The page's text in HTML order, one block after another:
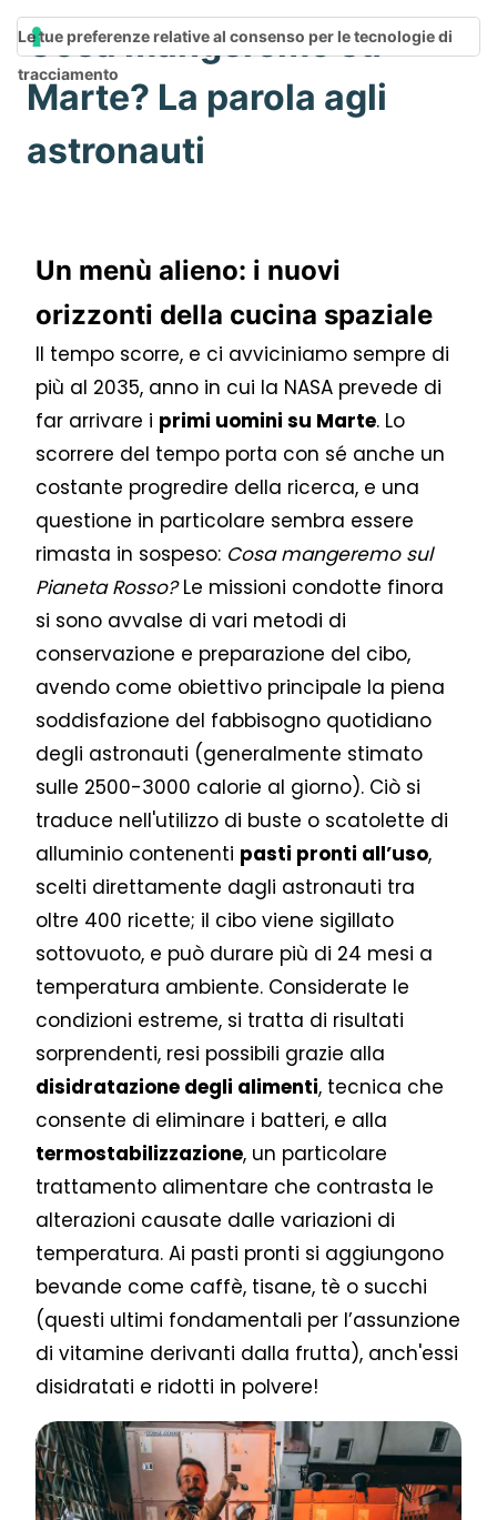
Cosa mangeremo su
Marte? La parola agli
astronauti
Un menù alieno: i nuovi
orizzonti della cucina spaziale
Il tempo scorre, e ci avviciniamo sempre di
più al 2035, anno in cui la NASA prevede di
far arrivare i primi uomini su Marte. Lo
scorrere del tempo porta con sé anche un
costante progredire della ricerca, e una
questione in particolare sembra essere
rimasta in sospeso: Cosa mangeremo sul
Pianeta Rosso?Le missioni condotte finora
si sono avvalse di vari metodi di
conservazione e preparazione del cibo,
avendo come obiettivo principale la piena
soddisfazione del fabbisogno quotidiano
degli astronauti (generalmente stimato
sulle 2500-3000 calorie al giorno). Ciò si
traduce nell'utilizzo di buste o scatolette di
alluminio contenenti pasti pronti all’uso,
scelti direttamente dagli astronauti tra
oltre 400 ricette; il cibo viene sigillato
sottovuoto, e può durare più di 24 mesi a
temperatura ambiente. Considerate le
condizioni estreme, si tratta di risultati
sorprendenti, resi possibili grazie alla
disidratazione degli alimenti, tecnica che
consente di eliminare i batteri, e alla
termostabilizzazione, un particolare
trattamento alimentare che contrasta le
alterazioni causate dalle variazioni di
temperatura. Ai pasti pronti si aggiungono
bevande come caffè, tisane, tè o succhi
(questi ultimi fondamentali per l’assunzione
di vitamine derivanti dalla frutta), anch'essi
disidratati e ridotti in polvere!
Le tue preferenze relative al consenso per le tecnologie di
tracciamento